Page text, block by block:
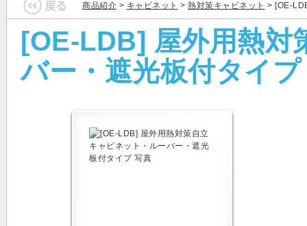
商品紹介 > キャビネット > 熱対策キャビネット > [OE-
[OE-LDB] 屋外用熱対
バー・遮光板付タイプ